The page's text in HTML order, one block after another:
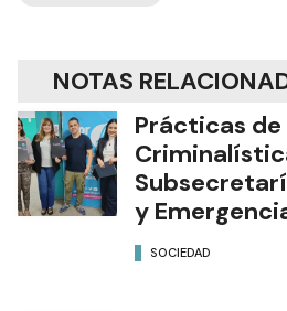
NOTAS
Prácticas
y
SOCIEDAD